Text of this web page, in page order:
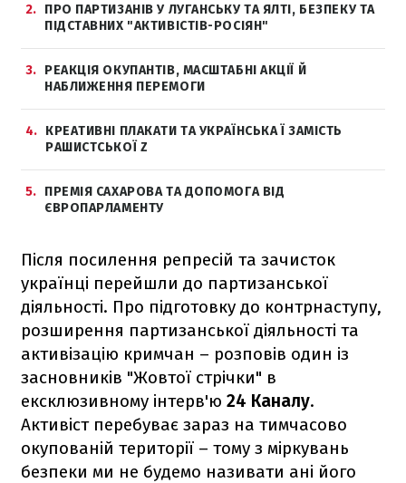
2
ПРО ПАРТИЗАНІВ У ЛУГАНСЬКУ ТА ЯЛТІ, БЕЗПЕКУ ТА
ПІДСТАВНИХ "АКТИВІСТІВ-РОСІЯН"
3
РЕАКЦІЯ ОКУПАНТІВ, МАСШТАБНІ АКЦІЇ Й
НАБЛИЖЕННЯ ПЕРЕМОГИ
4
КРЕАТИВНІ ПЛАКАТИ ТА УКРАЇНСЬКА Ї ЗАМІСТЬ
РАШИСТСЬКОЇ Z
5
ПРЕМІЯ САХАРОВА ТА ДОПОМОГА ВІД
ЄВРОПАРЛАМЕНТУ
Після посилення репресій та зачисток
українці перейшли до партизанської
діяльності. Про підготовку до контрнаступу,
розширення партизанської діяльності та
активізацію кримчан – розповів один із
засновників "Жовтої стрічки" в
ексклюзивному інтерв'ю 24 Каналу.
Активіст перебуває зараз на тимчасово
окупованій території – тому з міркувань
безпеки ми не будемо називати ані його